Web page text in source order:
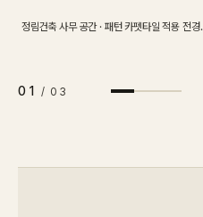
정림건축 사무 공간 · 패턴 카펫타일 적용 전경.
01 / 03